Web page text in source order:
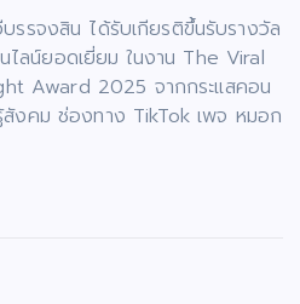
รจงสิน ได้รับเกียรติขึ้นรับรางวัล
ลน์ยอดเยี่ยม ในงาน The Viral
Award 2025 จากกระแสคอน
สังคม ช่องทาง TikTok เพจ หมอก